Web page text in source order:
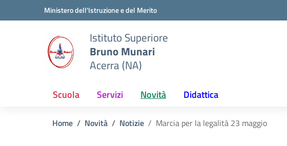
Vai ai contenuti
Vai al menu di navigazioneMinistero dell'Istruzione e del Merito
Istituto Superiore
Bruno Munari
Acerra (NA)
Scuola Servizi Novità Didattica
Home Novità Notizie Marcia per la legalità 23 maggio